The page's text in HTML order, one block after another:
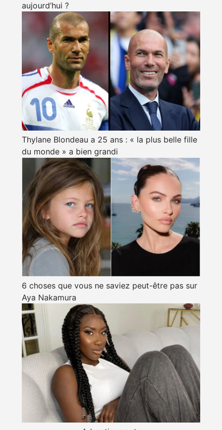
aujourd’hui ?
Thylane Blondeau a 25 ans : « la plus belle fille
du monde » a bien grandi
6 choses que vous ne saviez peut-être pas sur
Aya Nakamura